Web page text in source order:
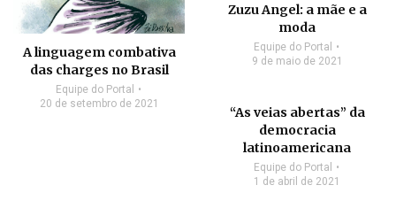
A linguagem combativa
das charges no Brasil
Equipe do Portal
20 de setembro de 2021
Zuzu Angel: a mãe e a
moda
Equipe do Portal
9 de maio de 2021
“As veias abertas” da
democracia
latinoamericana
Equipe do Portal
1 de abril de 2021